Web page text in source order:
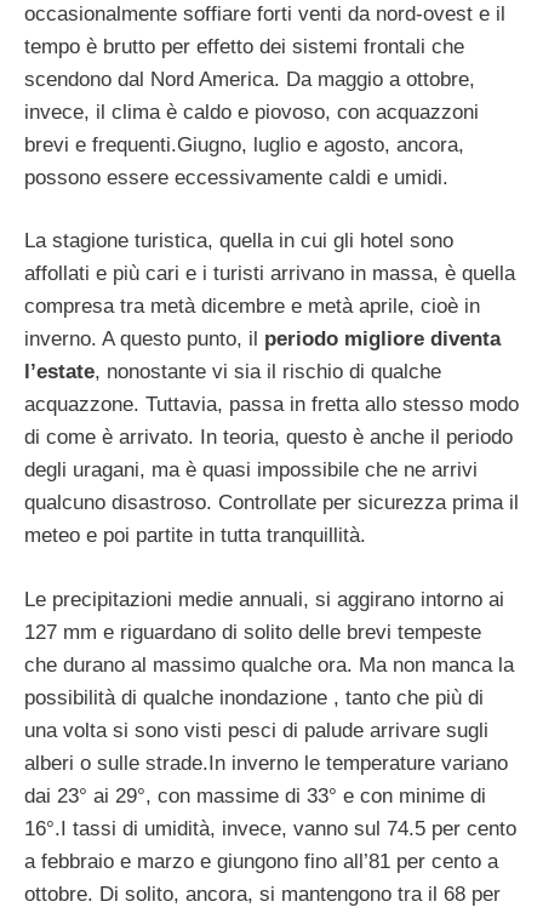
occasionalmente soffiare forti venti da nord-ovest e il
tempo è brutto per effetto dei sistemi frontali che
scendono dal Nord America. Da maggio a ottobre,
invece, il clima è caldo e piovoso, con acquazzoni
brevi e frequenti.Giugno, luglio e agosto, ancora,
possono essere eccessivamente caldi e umidi.
La stagione turistica, quella in cui gli hotel sono
affollati e più cari e i turisti arrivano in massa, è quella
compresa tra metà dicembre e metà aprile, cioè in
inverno. A questo punto, il periodo migliore diventa
l’estate, nonostante vi sia il rischio di qualche
acquazzone. Tuttavia, passa in fretta allo stesso modo
di come è arrivato. In teoria, questo è anche il periodo
degli uragani, ma è quasi impossibile che ne arrivi
qualcuno disastroso. Controllate per sicurezza prima il
meteo e poi partite in tutta tranquillità.
Le precipitazioni medie annuali, si aggirano intorno ai
127 mm e riguardano di solito delle brevi tempeste
che durano al massimo qualche ora. Ma non manca la
possibilità di qualche inondazione , tanto che più di
una volta si sono visti pesci di palude arrivare sugli
alberi o sulle strade.In inverno le temperature variano
dai 23° ai 29°, con massime di 33° e con minime di
16°.I tassi di umidità, invece, vanno sul 74.5 per cento
a febbraio e marzo e giungono fino all’81 per cento a
ottobre. Di solito, ancora, si mantengono tra il 68 per